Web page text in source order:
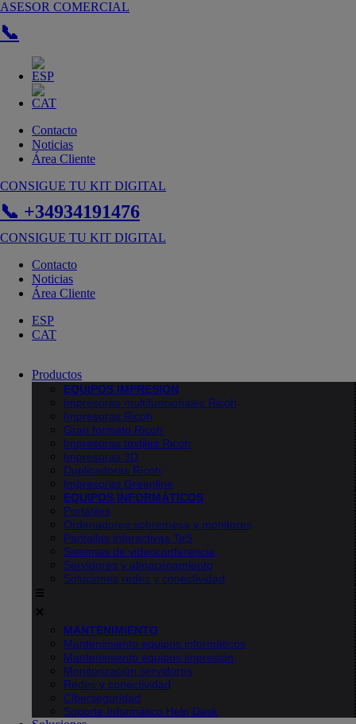
Ir
contenido
ASESOR COMERCIAL
📞
Contacto
Noticias
Área Cliente
CONSIGUE TU KIT DIGITAL
📞 +34934191476
CONSIGUE TU KIT DIGITAL
Contacto
Noticias
Área Cliente
ESP
CAT
Productos
EQUIPOS IMPRESION
Impresoras multifuncionales Ricoh
Impresoras Ricoh
Gran formato Ricoh
Impresoras textiles Ricoh
Impresoras 3D
Duplicadoras Ricoh
Impresoras Greenline
EQUIPOS INFORMÁTICOS
Portátiles
Ordenadores sobremesa y monitores
Pantallas interactivas TeS
Sistemas de videoconferencia
Servidores y almacenamiento
Soluciones redes y conectividad
MANTENIMIENTO
Mantenimiento equipos informáticos
Mantenimiento equipos impresión
Monitorización servidores
Redes y conectividad
Ciberseguridad
Soporte Informático Help Desk